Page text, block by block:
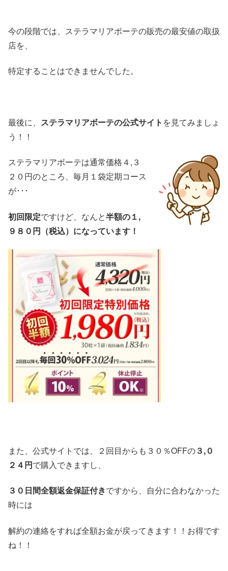
今の段階では、ステラマリアボーテの販売の最安値の取扱
店を、
特定することはできませんでした。
最後に、 ステラマリアボーテの公式サイト を見てみましょ
う！！
ステラマリアボーテは通常価格４,３
２０円のところ、毎月１袋定期コース
が･･･
初回限定ですけど、なんと半額の１,
９８０円（税込）になっています！
また、公式サイトでは、２回目からも３０％OFFの３,０
２４円で購入できますし、
３０日間全額返金保証付きですから、自分に合わなかった
時には
解約の連絡をすれば全額お金が戻ってきます！！お得です
ね！！